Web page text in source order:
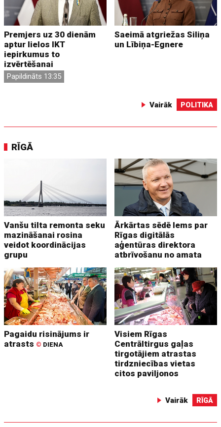
Premjers uz 30 dienām
aptur lielos IKT
iepirkumus to
izvērtēšanai
Papildināts 13:35
Saeimā atgriežas Siliņa
un Lībiņa-Egnere
Vairāk POLITIKA
RĪGĀ
Vanšu tilta remonta seku
mazināšanai rosina
veidot koordinācijas
grupu
Ārkārtas sēdē lems par
Rīgas digitālās
aģentūras direktora
atbrīvošanu no amata
Pagaidu risinājums ir
atrasts © DIENA
Visiem Rīgas
Centrāltirgus gaļas
tirgotājiem atrastas
tirdzniecības vietas
citos paviljonos
Vairāk RĪGĀ